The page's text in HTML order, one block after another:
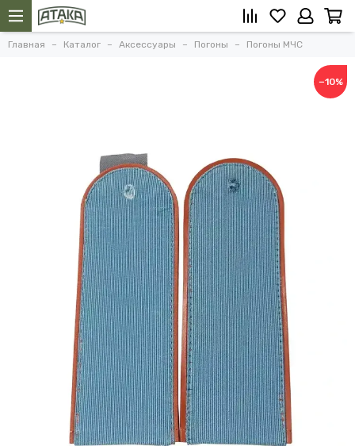
Главная Каталог Аксессуары Погоны Погоны МЧС
−10%